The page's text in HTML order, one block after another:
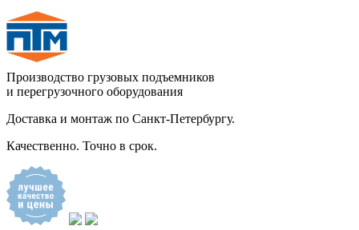
Производство грузовых подъемников
и перегрузочного оборудования
Доставка и монтаж по Санкт-Петербургу.
Качественно. Точно в срок.